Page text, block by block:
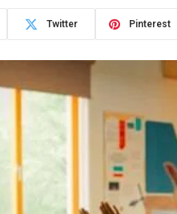
Twitter Pinterest